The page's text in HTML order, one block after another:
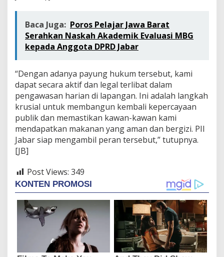
Baca Juga: Poros Pelajar Jawa Barat
Serahkan Naskah Akademik Evaluasi MBG
kepada Anggota DPRD Jabar
“Dengan adanya payung hukum tersebut, kami
dapat secara aktif dan legal terlibat dalam
pengawasan harian di lapangan. Ini adalah langkah
krusial untuk membangun kembali kepercayaan
publik dan memastikan kawan-kawan kami
mendapatkan makanan yang aman dan bergizi. PII
Jabar siap mengambil peran tersebut,” tutupnya.
[JB]
Post Views: 349